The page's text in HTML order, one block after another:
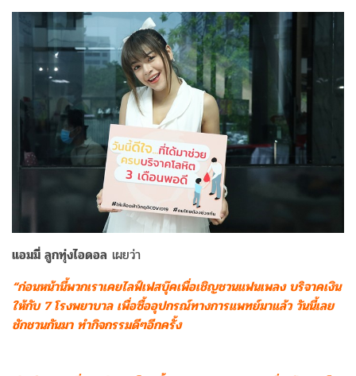
แอมมี่ ลูกทุ่งไอดอล เผยว่า
“ก่อนหน้านี้พวกเราเคยไลฟ์เฟสบุ๊คเพื่อเชิญชวนแฟนเพลง บริจาคเงิน
ให้กับ 7 โรงพยาบาล เพื่อซื้ออุปกรณ์ทางการแพทย์มาแล้ว วันนี้เลย
ชักชวนกันมา ทำกิจกรรมดีๆอีกครั้ง